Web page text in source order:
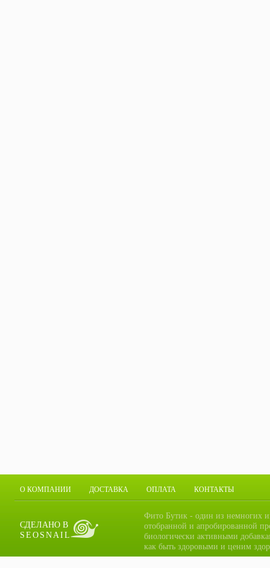
О КОМПАНИИ ДОСТАВКА ОПЛАТА КОНТАКТЫ
СДЕЛАНО В
SEOSNAIL
Фито Бутик - один из немногих
отобранной и апробированной
биологически активными
как быть здоровыми и ценим